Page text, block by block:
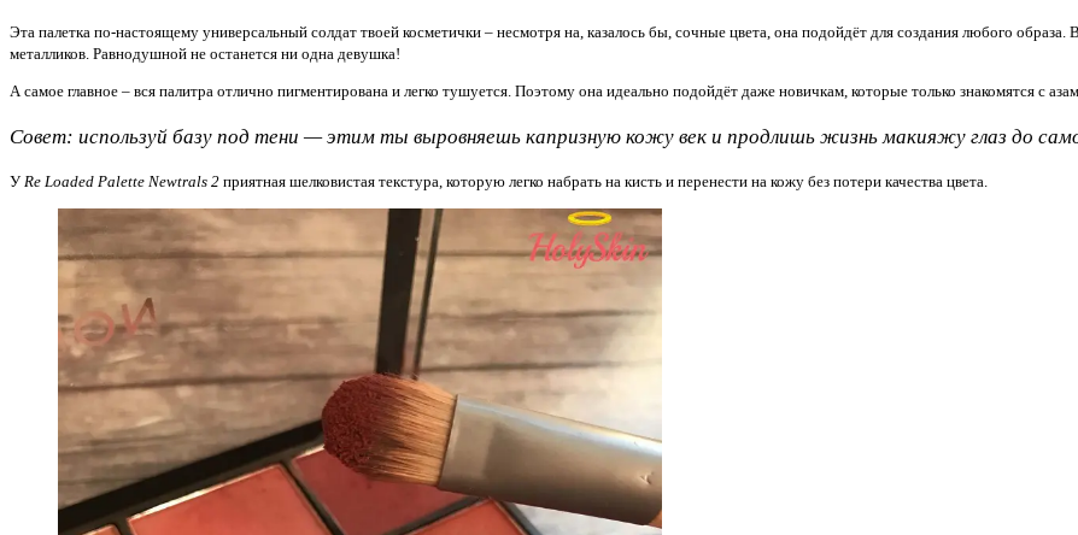
Эта палетка по-настоящему универсальный солдат твоей косметички – несмотря на, казалось бы, сочные цвета, она подойдёт для создания любого
металликов. Равнодушной не останется ни одна девушка!
А самое главное – вся палитра отлично пигментирована и легко тушуется. Поэтому она идеально подойдёт даже новичкам, которые только знакомятся с
Совет: используй базу под тени — этим ты выровняешь капризную кожу век и продлишь жизнь макияжу глаз до
У Re Loaded Palette Newtrals 2 приятная шелковистая текстура, которую легко набрать на кисть и перенести на кожу без потери качества цвета.